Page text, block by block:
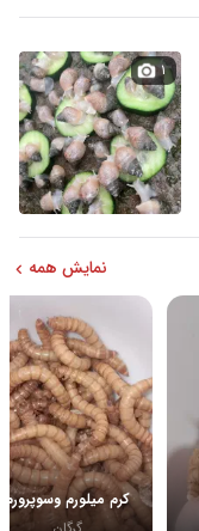
۱
نمایش همه
کرم میلورم وسوپرورم